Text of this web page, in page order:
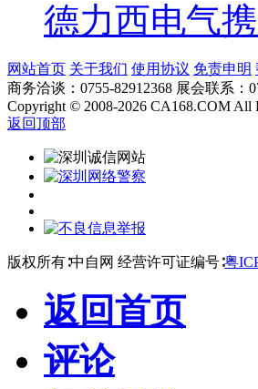
德力西电气
网站首页 关于我们 使用协议 免责申明
商务洽谈：0755-82912368 展会联系：
Copyright © 2008-2026 CA168.COM All
返回顶部
版权所有∶中自网 经营许可证编号∶粤
返回首页
评论